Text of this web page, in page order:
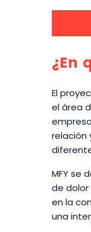
¿En
El
el área
relación
MFY se
de dolor
en la
una